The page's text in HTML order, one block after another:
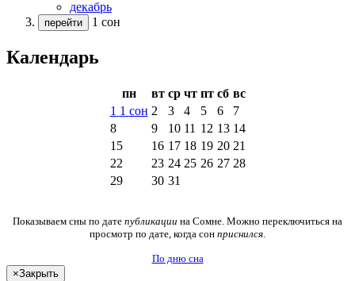
декабрь
перейти 1 сон
Календарь
пн вт ср чт пт сб вс
1 1 сон 2 3 4 5 6
7
8
9 10 11 12 13 14
15
16 17 18 19 20 21
22
23 24 25 26 27 28
29
30 31
Показываем сны по дате публикации на Сомне. Можно переключиться на
просмотр по дате, когда сон приснился.
По дню сна
×Закрыть